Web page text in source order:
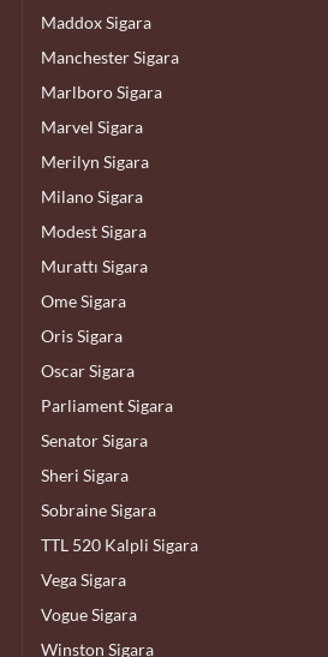
Maddox Sigara
Manchester Sigara
Marlboro Sigara
Marvel Sigara
Merilyn Sigara
Milano Sigara
Modest Sigara
Murattı Sigara
Ome Sigara
Oris Sigara
Oscar Sigara
Parliament Sigara
Senator Sigara
Sheri Sigara
Sobraine Sigara
TTL 520 Kalpli Sigara
Vega Sigara
Vogue Sigara
Winston Sigara